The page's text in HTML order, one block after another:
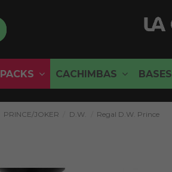
PACKS CACHIMBAS BASES
PRINCE/JOKER D.W. Regal D.W. Prince